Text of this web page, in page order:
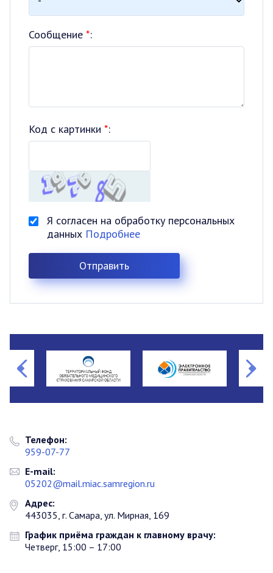
Сообщение *:
Код с картинки *:
Я согласен на обработку персональных
данных Подробнее
Телефон:
959-07-77
E-mail:
05202@mail.miac.samregion.ru
Адрес:
443035, г. Самара, ул. Мирная, 169
График приёма граждан к главному врачу:
Четверг, 15:00 – 17:00